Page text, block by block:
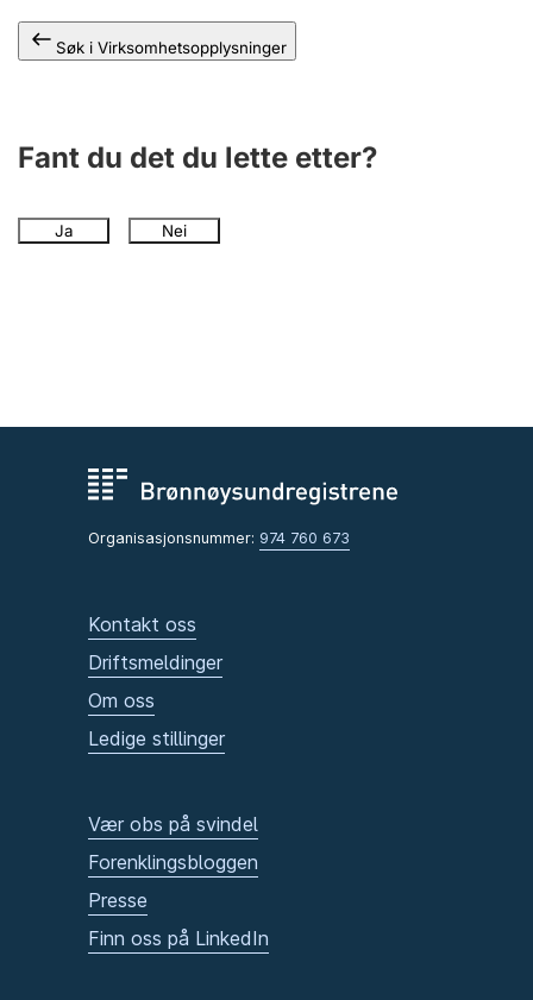
Søk i Virksomhetsopplysninger
Fant du det du lette etter?
Ja Nei
Organisasjonsnummer: 974 760 673
Kontakt oss
Driftsmeldinger
Om oss
Ledige stillinger
Vær obs på svindel
Forenklingsbloggen
Presse
Finn oss på LinkedIn